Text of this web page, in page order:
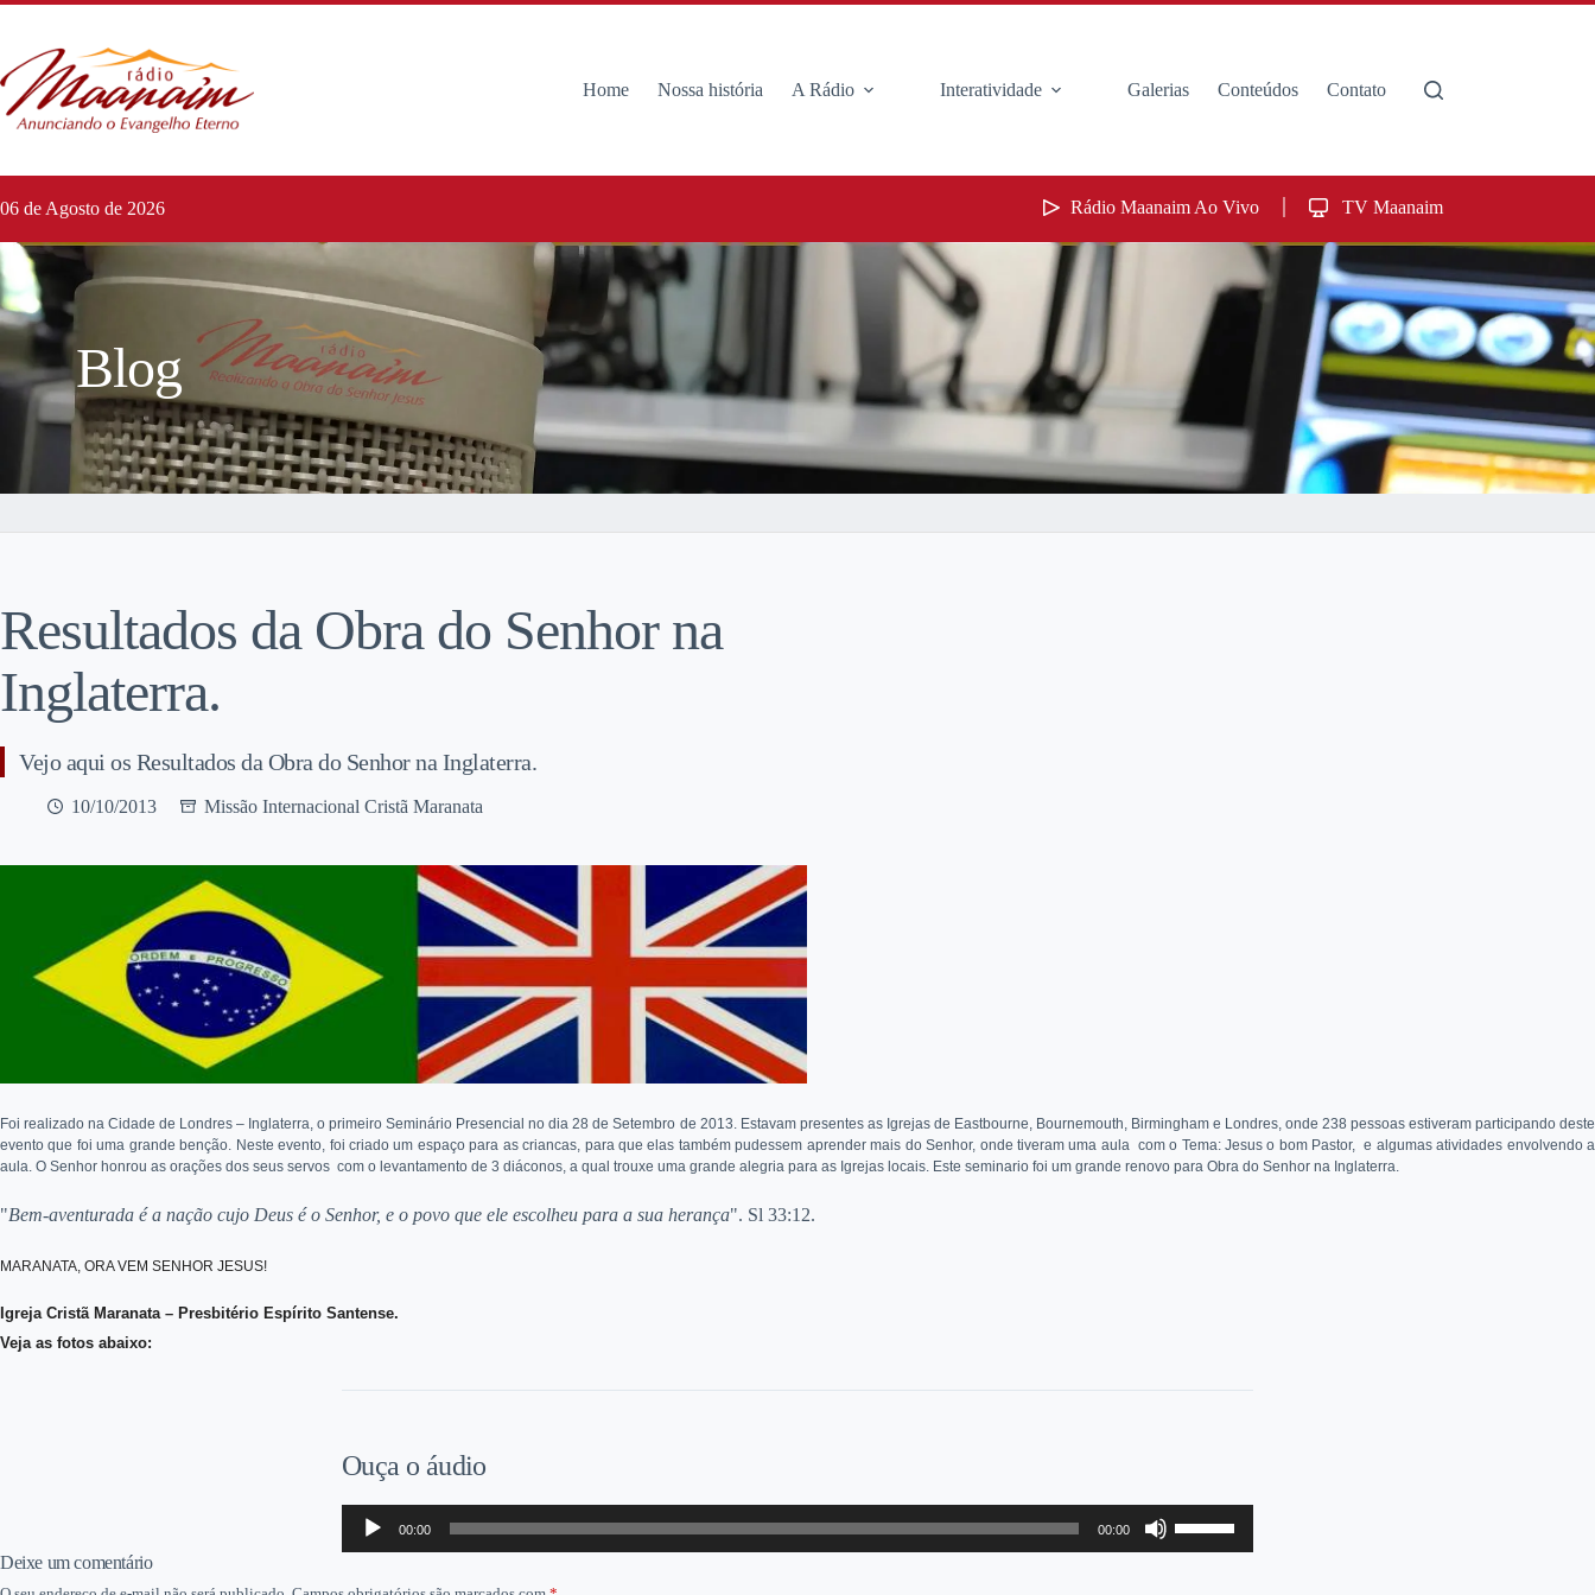
Home Nossa história A Rádio Interatividade Galerias Conteúdos Contato
06 de Agosto de 2026 Rádio Maanaim Ao Vivo TV Maanaim
Blog
Resultados da Obra do Senhor na
Inglaterra.
Vejo aqui os Resultados da Obra do Senhor na Inglaterra.
10/10/2013 Missão Internacional Cristã Maranata
Foi realizado na Cidade de Londres – Inglaterra, o primeiro Seminário Presencial no dia 28 de Setembro de 2013. Estavam presentes as Igrejas de Eastbourne, Bournemouth, Birmingham e Londres, onde 238 pessoas estiveram participando deste
evento que foi uma grande benção. Neste evento, foi criado um espaço para as criancas, para que elas também pudessem aprender mais do Senhor, onde tiveram uma aula com o Tema: Jesus o bom Pastor, e algumas atividades envolvendo a
aula. O Senhor honrou as orações dos seus servos com o levantamento de 3 diáconos, a qual trouxe uma grande alegria para as Igrejas locais. Este seminario foi um grande renovo para Obra do Senhor na Inglaterra.
"Bem-aventurada é a nação cujo Deus é o Senhor, e o povo que ele escolheu para a sua herança". Sl 33:12.
MARANATA, ORA VEM SENHOR JESUS!
Igreja Cristã Maranata – Presbitério Espírito Santense.
Veja as fotos abaixo:
Ouça o áudio
Tocador
áudio
00:00 00:00
as
setas
Deixe um comentário